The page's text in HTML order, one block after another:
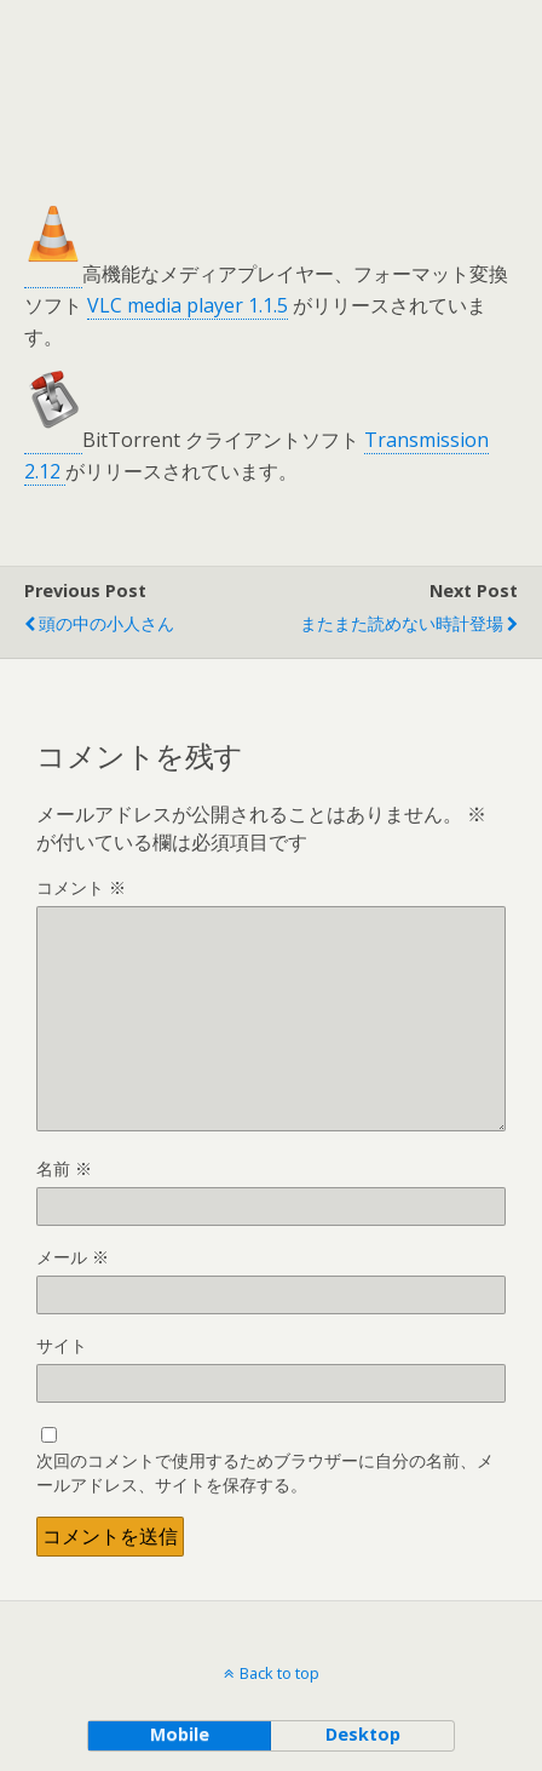
高機能なメディアプレイヤー、フォーマット変換
ソフト VLC media player 1.1.5 がリリースされていま
す。
BitTorrent クライアントソフト Transmission
2.12 がリリースされています。
Previous Post
頭の中の小人さん
Next Post
またまた読めない時計登場
コメントを残す
メールアドレスが公開されることはありません。
※
が付いている欄は必須項目です
コメント ※
名前 ※
メール ※
サイト
次回のコメントで使用するためブラウザーに自分の名前、メ
ールアドレス、サイトを保存する。
Back to top
Mobile Desktop